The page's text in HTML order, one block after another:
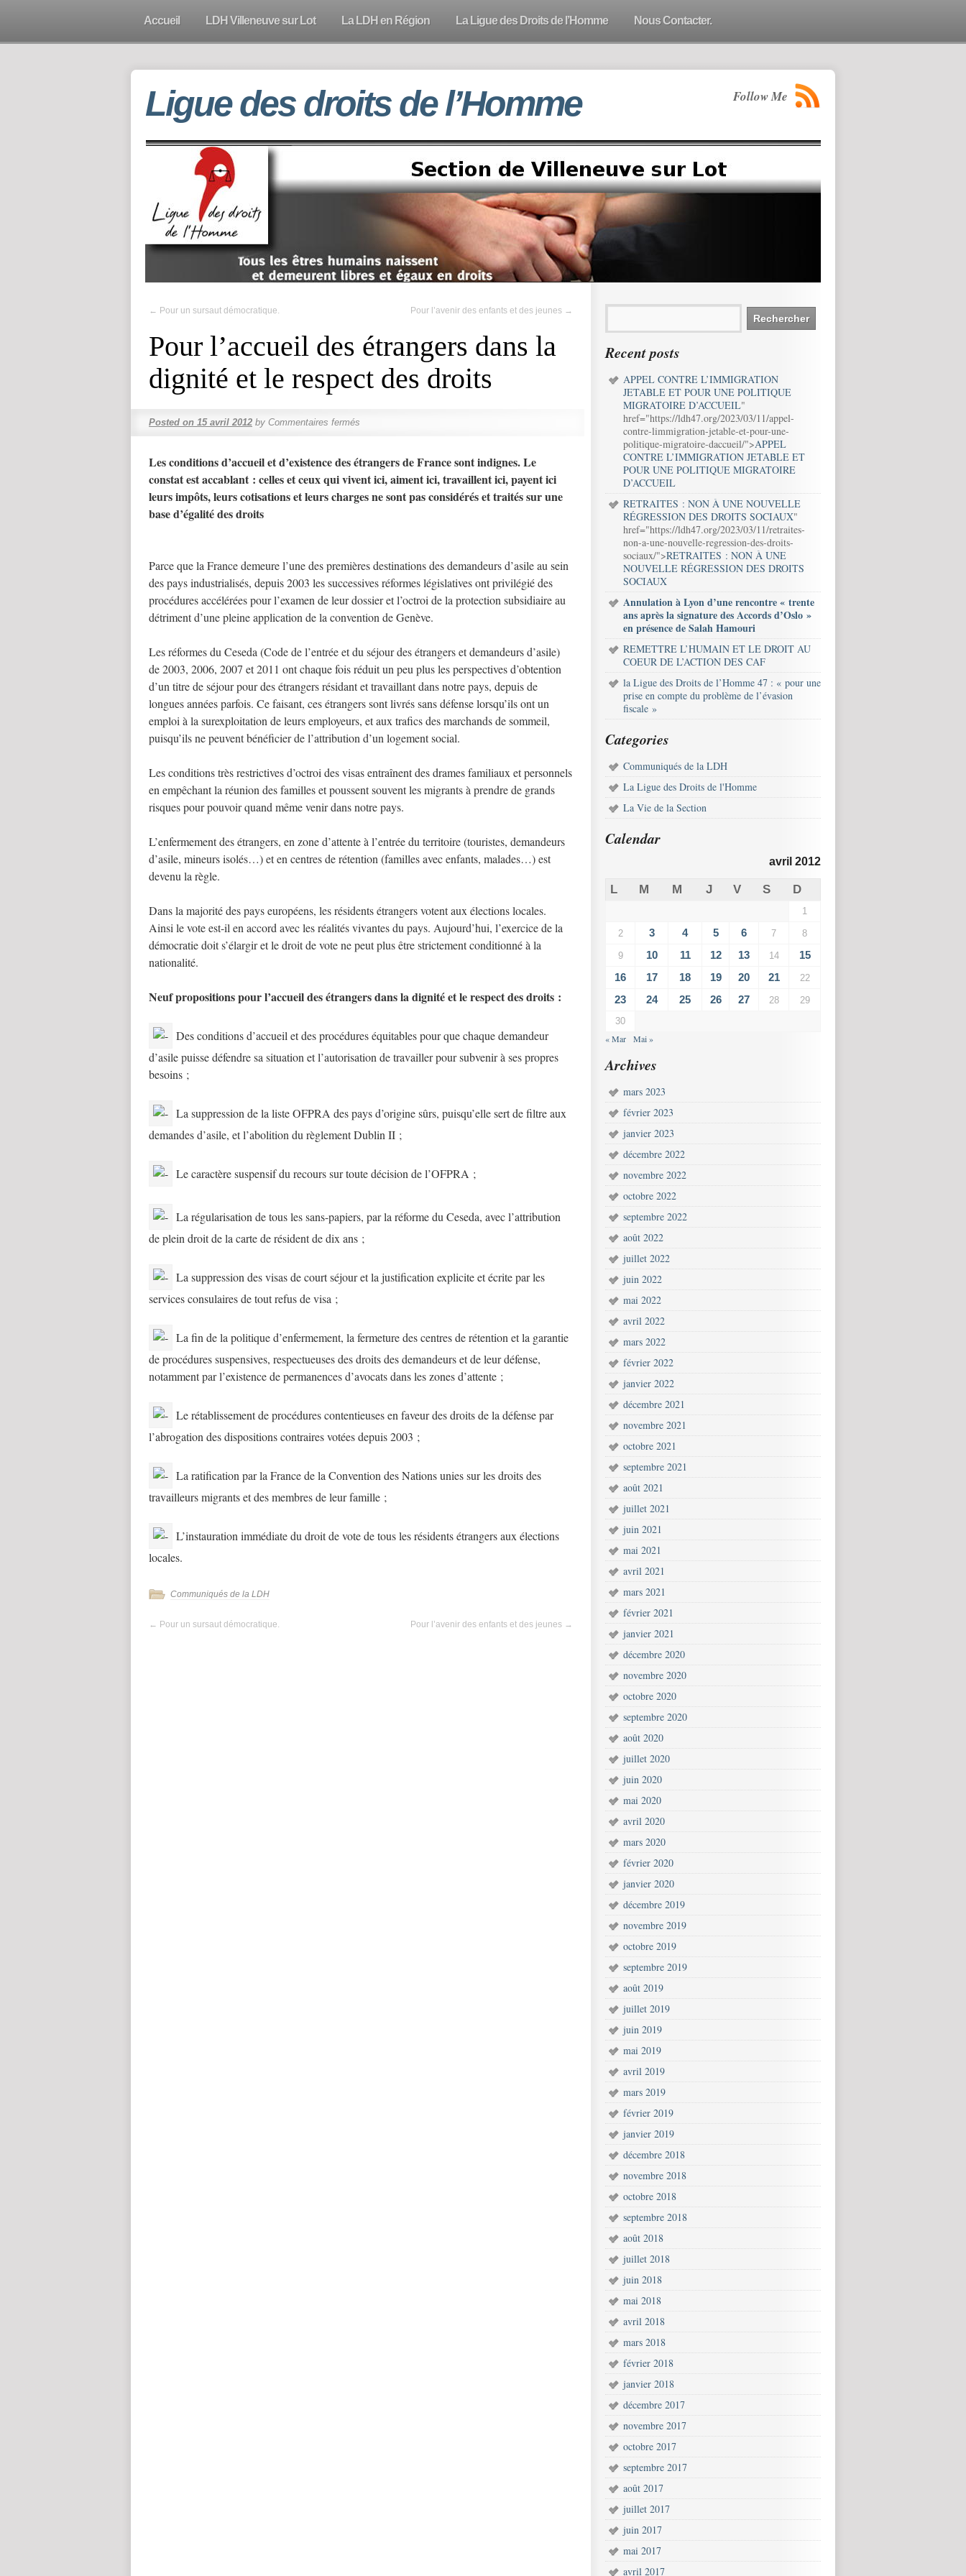
Accueil LDH Villeneuve sur Lot La LDH en Région La Ligue des Droits de l’Homme Nous Contacter.
Ligue des droits de l’Homme Follow Me
← Pour un sursaut démocratique. Pour l’avenir des enfants et des jeunes →
Pour l’accueil des étrangers dans la
dignité et le respect des droits
Posted on 15 avril 2012 by Commentaires fermés
Les conditions d’accueil et d’existence des étrangers de France sont indignes. Le
constat est accablant : celles et ceux qui vivent ici, aiment ici, travaillent ici, payent ici
leurs impôts, leurs cotisations et leurs charges ne sont pas considérés et traités sur une
base d’égalité des droits
Parce que la France demeure l’une des premières destinations des demandeurs d’asile au sein
des pays industrialisés, depuis 2003 les successives réformes législatives ont privilégié des
procédures accélérées pour l’examen de leur dossier et l’octroi de la protection subsidiaire au
détriment d’une pleine application de la convention de Genève.
Les réformes du Ceseda (Code de l’entrée et du séjour des étrangers et demandeurs d’asile)
de 2003, 2006, 2007 et 2011 ont chaque fois réduit un peu plus les perspectives d’obtention
d’un titre de séjour pour des étrangers résidant et travaillant dans notre pays, depuis de
longues années parfois. Ce faisant, ces étrangers sont livrés sans défense lorsqu’ils ont un
emploi à la surexploitation de leurs employeurs, et aux trafics des marchands de sommeil,
puisqu’ils ne peuvent bénéficier de l’attribution d’un logement social.
Les conditions très restrictives d’octroi des visas entraînent des drames familiaux et personnels
en empêchant la réunion des familles et poussent souvent les migrants à prendre de grands
risques pour pouvoir quand même venir dans notre pays.
L’enfermement des étrangers, en zone d’attente à l’entrée du territoire (touristes, demandeurs
d’asile, mineurs isolés…) et en centres de rétention (familles avec enfants, malades…) est
devenu la règle.
Dans la majorité des pays européens, les résidents étrangers votent aux élections locales.
Ainsi le vote est-il en accord avec les réalités vivantes du pays. Aujourd’hui, l’exercice de la
démocratie doit s’élargir et le droit de vote ne peut plus être strictement conditionné à la
nationalité.
Neuf propositions pour l’accueil des étrangers dans la dignité et le respect des droits :
Des conditions d’accueil et des procédures équitables pour que chaque demandeur
d’asile puisse défendre sa situation et l’autorisation de travailler pour subvenir à ses propres
besoins ;
La suppression de la liste OFPRA des pays d’origine sûrs, puisqu’elle sert de filtre aux
demandes d’asile, et l’abolition du règlement Dublin II ;
Le caractère suspensif du recours sur toute décision de l’OFPRA ;
La régularisation de tous les sans-papiers, par la réforme du Ceseda, avec l’attribution
de plein droit de la carte de résident de dix ans ;
La suppression des visas de court séjour et la justification explicite et écrite par les
services consulaires de tout refus de visa ;
La fin de la politique d’enfermement, la fermeture des centres de rétention et la garantie
de procédures suspensives, respectueuses des droits des demandeurs et de leur défense,
notamment par l’existence de permanences d’avocats dans les zones d’attente ;
Le rétablissement de procédures contentieuses en faveur des droits de la défense par
l’abrogation des dispositions contraires votées depuis 2003 ;
La ratification par la France de la Convention des Nations unies sur les droits des
travailleurs migrants et des membres de leur famille ;
L’instauration immédiate du droit de vote de tous les résidents étrangers aux élections
locales.
Communiqués de la LDH
← Pour un sursaut démocratique. Pour l’avenir des enfants et des jeunes →
Recent posts
APPEL CONTRE L’IMMIGRATION
JETABLE ET POUR UNE POLITIQUE
MIGRATOIRE D’ACCUEIL"
href="https://ldh47.org/2023/03/11/appel-
contre-limmigration-jetable-et-pour-une-
politique-migratoire-daccueil/">APPEL
CONTRE L’IMMIGRATION JETABLE ET
POUR UNE POLITIQUE MIGRATOIRE
D’ACCUEIL
RETRAITES : NON À UNE NOUVELLE
RÉGRESSION DES DROITS SOCIAUX"
href="https://ldh47.org/2023/03/11/retraites-
non-a-une-nouvelle-regression-des-droits-
sociaux/">RETRAITES : NON À UNE
NOUVELLE RÉGRESSION DES DROITS
SOCIAUX
Annulation à Lyon d’une rencontre « trente
ans après la signature des Accords d’Oslo »
en présence de Salah Hamouri
REMETTRE L’HUMAIN ET LE DROIT AU
COEUR DE L’ACTION DES CAF
la Ligue des Droits de l’Homme 47 : « pour une
prise en compte du problème de l’évasion
fiscale »
Categories
Communiqués de la LDH
La Ligue des Droits de l'Homme
La Vie de la Section
Calendar
avril 2012
L M M J V S D
1
2 3 4 5 6 7 8
9 10 11 12 13 14
15
16
17 18 19 20 21 22
23 24 25 26 27 28
29
30
« Mar Mai »
Archives
mars 2023
février 2023
janvier 2023
décembre 2022
novembre 2022
octobre 2022
septembre 2022
août 2022
juillet 2022
juin 2022
mai 2022
avril 2022
mars 2022
février 2022
janvier 2022
décembre 2021
novembre 2021
octobre 2021
septembre 2021
août 2021
juillet 2021
juin 2021
mai 2021
avril 2021
mars 2021
février 2021
janvier 2021
décembre 2020
novembre 2020
octobre 2020
septembre 2020
août 2020
juillet 2020
juin 2020
mai 2020
avril 2020
mars 2020
février 2020
janvier 2020
décembre 2019
novembre 2019
octobre 2019
septembre 2019
août 2019
juillet 2019
juin 2019
mai 2019
avril 2019
mars 2019
février 2019
janvier 2019
décembre 2018
novembre 2018
octobre 2018
septembre 2018
août 2018
juillet 2018
juin 2018
mai 2018
avril 2018
mars 2018
février 2018
janvier 2018
décembre 2017
novembre 2017
octobre 2017
septembre 2017
août 2017
juillet 2017
juin 2017
mai 2017
avril 2017